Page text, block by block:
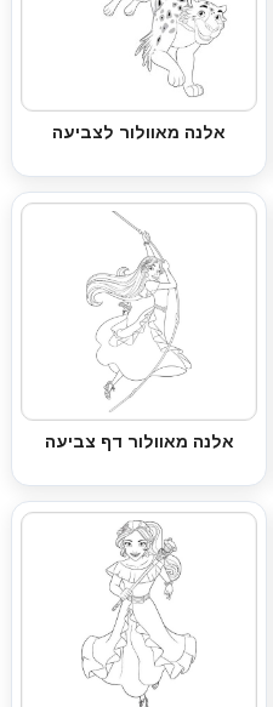
אלנה מאוולור לצביעה
אלנה מאוולור דף צביעה